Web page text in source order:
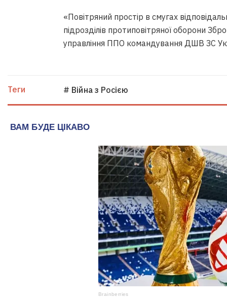
«Повітряний простір в смугах
підрозділів протиповітряної оборони
управління ППО командування ДШВ ЗС
Теги # Війна з Росією